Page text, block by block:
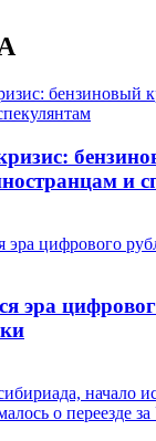
и
эра